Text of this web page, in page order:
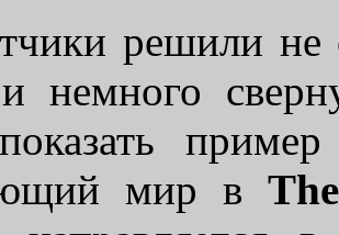
решили
немного
мир в